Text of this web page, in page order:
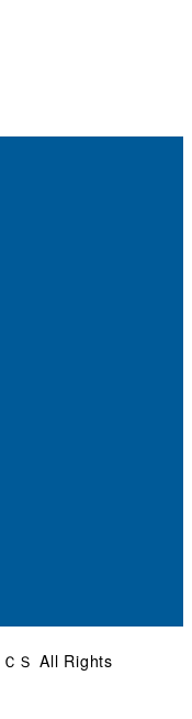
Ｓ All Rights